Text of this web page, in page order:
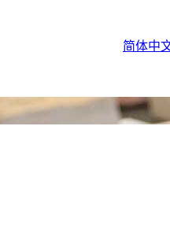
简体中